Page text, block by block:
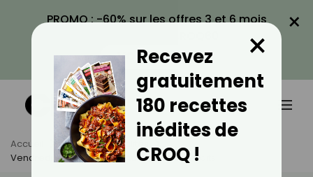
PROMO : -60% sur les offres 3 et 6 mois
VOIR LA PROMO
×
Accueil Actus
Actualités
Vendredi Saint : Aliments Autorisés Et Interdits
Recevez
gratuitement
180 recettes
inédites de
CROQ !
×